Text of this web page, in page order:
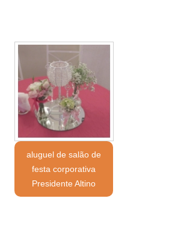
aluguel de salão de
festa corporativa
Presidente Altino